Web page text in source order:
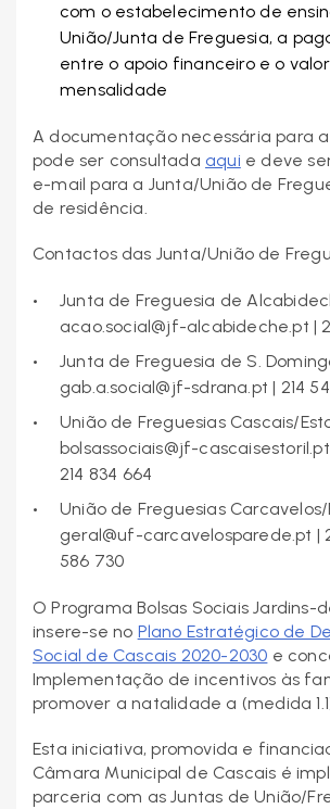
com o estabelecimento de
União/Junta de Freguesia, a
entre o apoio financeiro e o
mensalidade
A documentação necessária para
pode ser consultada aqui e deve
e-mail para a Junta/União de
de residência.
Contactos das Junta/União de
Junta de Freguesia de
acao.social@jf-alcabideche.pt |
Junta de Freguesia de S.
gab.a.social@jf-sdrana.pt | 214
União de Freguesias Cascais/
bolsassociais@jf-cascaisestoril.pt |
214 834 664
União de Freguesias
geral@uf-carcavelosparede.pt |
586 730
O Programa Bolsas Sociais Jardins-
insere-se no Plano Estratégico de
Social de Cascais 2020-2030 e
Implementação de incentivos às
promover a natalidade a (medida
Esta iniciativa, promovida e
Câmara Municipal de Cascais é
parceria com as Juntas de União/